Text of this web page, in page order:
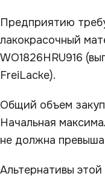
Предприятию
лакокрасочный
WO1826HRU916
FreiLacke).
Общий объем
Начальная
не должна
Альтернативы